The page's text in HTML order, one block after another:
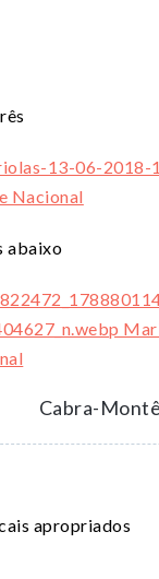
abaixo
Cabra-
apropriados